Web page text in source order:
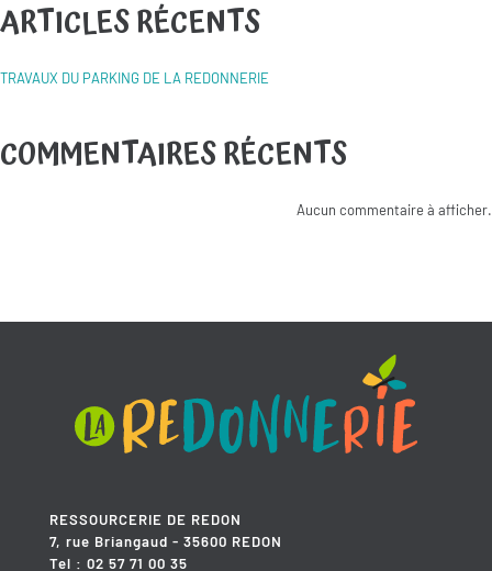
ARTICLES RÉCENTS
TRAVAUX DU PARKING DE LA REDONNERIE
COMMENTAIRES RÉCENTS
Aucun commentaire à afficher.
RESSOURCERIE DE REDON
7, rue Briangaud - 35600 REDON
Tel : 02 57 71 00 35